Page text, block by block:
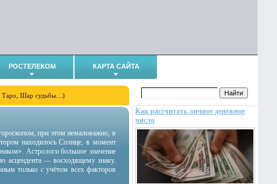
РОСТЕЛЕКОМ КАРТА САЙТА
Таро, Шар судьбы…)
Как рассчитать личное денежное
число
при этом немаловажно, в
находилось Солнце, в момент
Астрологи большое значение
асцендента — восходящему знаку.
только с учётом всех факторов